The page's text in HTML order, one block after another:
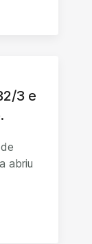
3 e
abriu